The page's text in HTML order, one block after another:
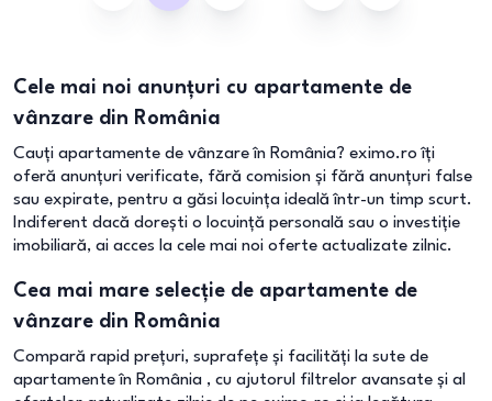
Cele mai noi anunțuri cu apartamente de
vânzare din România
Cauți apartamente de vânzare în România? eximo.ro îți
oferă anunțuri verificate, fără comision și fără anunțuri false
sau expirate, pentru a găsi locuința ideală într-un timp scurt.
Indiferent dacă dorești o locuință personală sau o investiție
imobiliară, ai acces la cele mai noi oferte actualizate zilnic.
Cea mai mare selecție de apartamente de
vânzare din România
Compară rapid prețuri, suprafețe și facilități la sute de
apartamente în România , cu ajutorul filtrelor avansate și al